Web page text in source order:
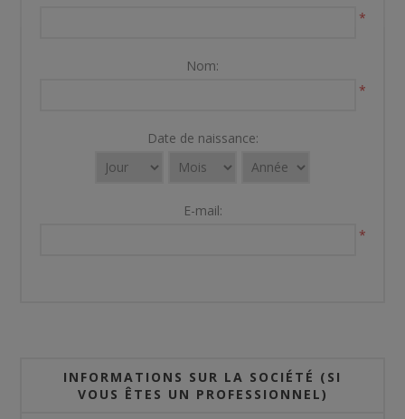
*
Nom:
*
Date de naissance:
E-mail:
*
INFORMATIONS SUR LA SOCIÉTÉ (SI
VOUS ÊTES UN PROFESSIONNEL)